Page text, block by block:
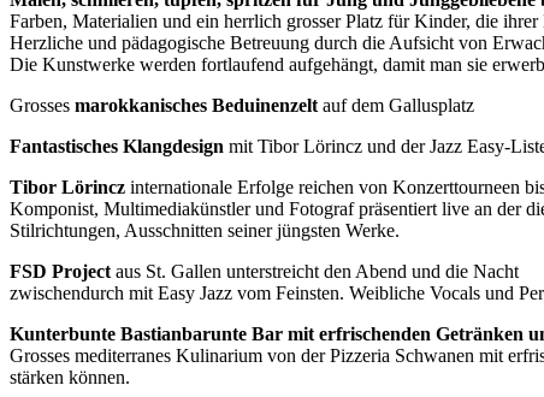
Farben, Materialien und ein herrlich grosser Platz für Kinder, die
Herzliche und pädagogische Betreuung durch die Aufsicht von
Die Kunstwerke werden fortlaufend aufgehängt, damit man sie
Grosses marokkanisches Beduinenzelt auf dem Gallusplatz
Fantastisches Klangdesign mit Tibor Lörincz und der Jazz Easy-
Tibor Lörincz internationale Erfolge reichen von Konzerttourneen
Komponist, Multimediakünstler und Fotograf präsentiert live an der
Stilrichtungen, Ausschnitten seiner jüngsten Werke.
FSD Project aus St. Gallen unterstreicht den Abend und die Nacht
zwischendurch mit Easy Jazz vom Feinsten. Weibliche Vocals und
Kunterbunte Bastianbarunte Bar mit erfrischenden Getränken
Grosses mediterranes Kulinarium von der Pizzeria Schwanen mit
stärken können.